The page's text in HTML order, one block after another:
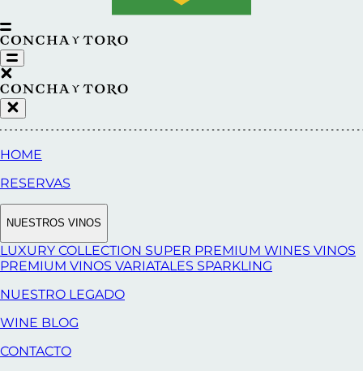
HOME
RESERVAS
NUESTROS VINOS
LUXURY COLLECTION SUPER PREMIUM WINES VINOS
PREMIUM VINOS VARIATALES SPARKLING
NUESTRO LEGADO
WINE BLOG
CONTACTO